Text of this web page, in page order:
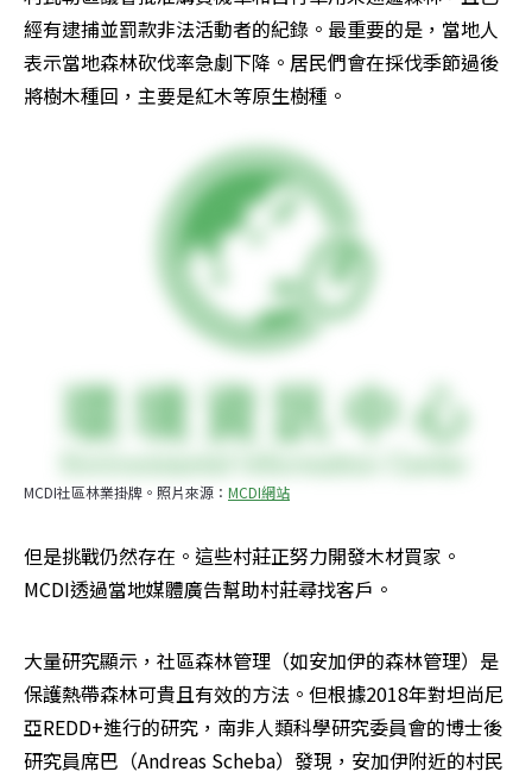
經有逮捕並罰款非法活動者的紀錄。最重要的是，當地人
表示當地森林砍伐率急劇下降。居民們會在採伐季節過後
將樹木種回，主要是紅木等原生樹種。
MCDI社區林業掛牌。照片來源： MCDI網站
但是挑戰仍然存在。這些村莊正努力開發木材買家。
MCDI透過當地媒體廣告幫助村莊尋找客戶。
大量研究顯示，社區森林管理（如安加伊的森林管理）是
保護熱帶森林可貴且有效的方法。但根據2018年對坦尚尼
亞REDD+進行的研究，南非人類科學研究委員會的博士後
研究員席巴（Andreas Scheba）發現，安加伊附近的村民